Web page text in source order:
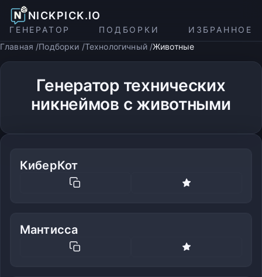
NICKPICK.IO
ГЕНЕРАТОР ПОДБОРКИ
ИЗБРАННОЕ
Главная
Подборки Технологичный Животные
Генератор технических
никнеймов с животными
КиберКот
Мантисса